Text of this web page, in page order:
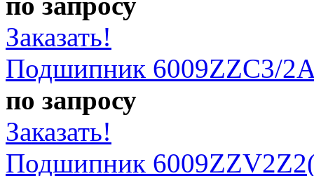
Заказать!
Подшипник 6009ZZC3/
по запросу
Заказать!
Подшипник